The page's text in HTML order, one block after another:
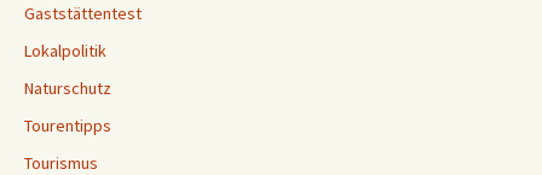
Gaststättentest
Lokalpolitik
Naturschutz
Tourentipps
Tourismus